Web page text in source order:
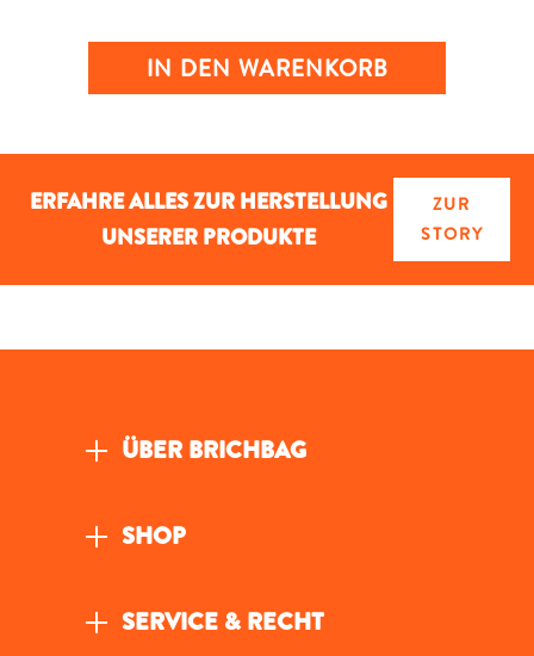
IN DEN WARENKORB
ERFAHRE ALLES ZUR HERSTELLUNG
UNSERER PRODUKTE
ZUR
STORY
ÜBER BRICHBAG
SHOP
SERVICE & RECHT